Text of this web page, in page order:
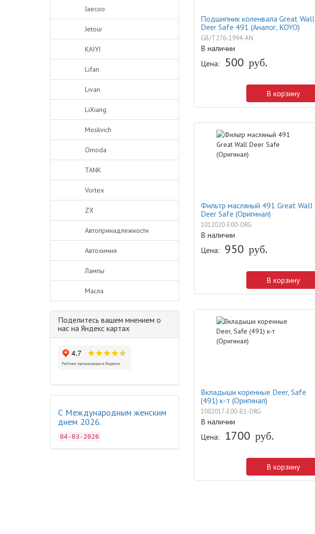
Jaecoo
Jetour
KAIYI
Lifan
Livan
LiXiang
Moskvich
Omoda
TANK
Vortex
ZX
Автопринадлежности
Автохимия
Лампы
Масла
Поделитесь вашем мнением о
нас на Яндекс картах
С Международным женским
днем 2026.
04-03-2026
Подшипник коленвала Great Wall
Deer Safe 491 (Аналог, KOYO)
GB/T276-1994-AN
В наличии
Цена:
500 руб.
В корзину
Фильтр масляный 491 Great Wall
Deer Safe (Оригинал)
1012020-E00-ORG
В наличии
Цена: 950 руб.
В корзину
Вкладыши коренные Deer, Safe
(491) к-т (Оригинал)
1002017-E00-B1-ORG
В наличии
Цена:
1700 руб.
В корзину